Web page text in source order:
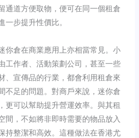
通道方便取物，便可在同一個租倉
一步提升性價比。
你倉在商業應用上亦相當常見。小
工作者、活動策劃公司，甚至一些
、宣傳品的行業，都會利用租倉來
不足的問題。對商戶來說，迷你倉
更可以幫助提升營運效率。與其租
間，不如將非即時需要的物品放入
持整潔和高效。這種做法在香港尤